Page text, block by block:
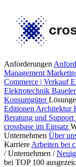
Anforderungen
Management
Commerce | Verkauf
Elektrotechnik
Konsumgüter
Editionen Architektur
Beratung und Support
crossbase im Einsatz
Unternehmen Über
Karriere Arbeiten bei
/ Unternehmen /
bei TOP 100